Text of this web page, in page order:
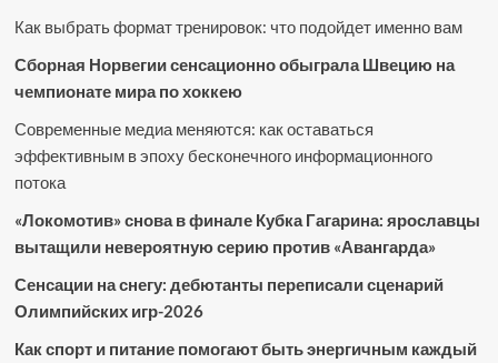
Как выбрать формат тренировок: что подойдет именно вам
Сборная Норвегии сенсационно обыграла Швецию на
чемпионате мира по хоккею
Современные медиа меняются: как оставаться
эффективным в эпоху бесконечного информационного
потока
«Локомотив» снова в финале Кубка Гагарина: ярославцы
вытащили невероятную серию против «Авангарда»
Сенсации на снегу: дебютанты переписали сценарий
Олимпийских игр-2026
Как спорт и питание помогают быть энергичным каждый